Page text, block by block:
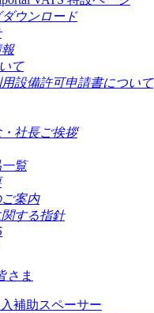
ダウンロード
て
設備許可申請書について
社長ご挨拶
覧
案内
する指針
さま
補助スペーサー